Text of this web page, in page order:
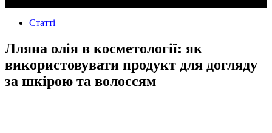
Статті
Лляна олія в косметології: як
використовувати продукт для догляду
за шкірою та волоссям